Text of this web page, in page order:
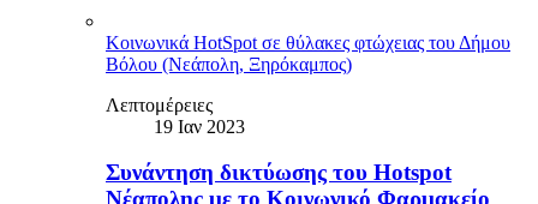
Κοινωνικά HotSpot σε θύλακες φτώχειας του Δήμου
Βόλου (Νεάπολη, Ξηρόκαμπος)
Λεπτομέρειες
19 Ιαν 2023
Συνάντηση δικτύωσης του Hotspot
Νέαπολης με το Κοινωνικό Φαρμακείο